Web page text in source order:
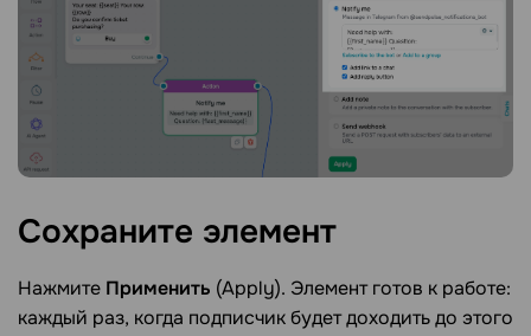
Сохраните элемент
Нажмите Применить (Apply). Элемент готов к работе:
каждый раз, когда подписчик будет доходить до этого